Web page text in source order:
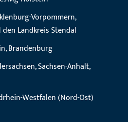
Vorpommern,
Landkreis Stendal
Brandenburg
Sachsen-Anhalt,
Westfalen (Nord-Ost)